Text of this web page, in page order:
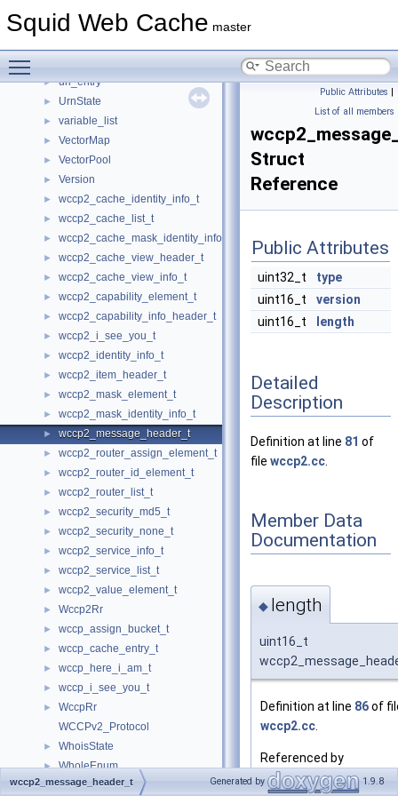
Squid Web Cache master
UnaryJobCallbackDialer
► url_entry
► UrnState
► variable_list
► VectorMap
► VectorPool
► Version
► wccp2_cache_identity_info_t
► wccp2_cache_list_t
► wccp2_cache_mask_identity_info_t
► wccp2_cache_view_header_t
► wccp2_cache_view_info_t
► wccp2_capability_element_t
► wccp2_capability_info_header_t
► wccp2_i_see_you_t
► wccp2_identity_info_t
► wccp2_item_header_t
► wccp2_mask_element_t
► wccp2_mask_identity_info_t
► wccp2_message_header_t
► wccp2_router_assign_element_t
► wccp2_router_id_element_t
► wccp2_router_list_t
► wccp2_security_md5_t
► wccp2_security_none_t
► wccp2_service_info_t
► wccp2_service_list_t
► wccp2_value_element_t
► Wccp2Rr
► wccp_assign_bucket_t
► wccp_cache_entry_t
► wccp_here_i_am_t
► wccp_i_see_you_t
►
WccpRr
WCCPv2_Protocol
► WhoisState
► WholeEnum
► WithAnswer
Public Attributes |
List of all members
Struct
Reference
Public Attributes
uint32_t
type
uint16_t
version
uint16_t
length
Detailed
Description
Definition at line 81 of
file wccp2.cc
Member Data
Documentation
◆ length
uint16_t
Definition at line 86of
wccp2.cc
Referenced by
wccp2AssignBuckets()
wccp2_message_header_t Generated by 1.9.8